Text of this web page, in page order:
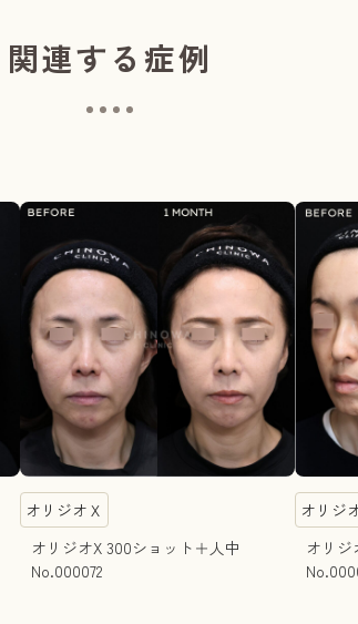
関連する症例
オリジオＸ
オリジオX 300ショット＋人中
No.000072
オリジ
オリ